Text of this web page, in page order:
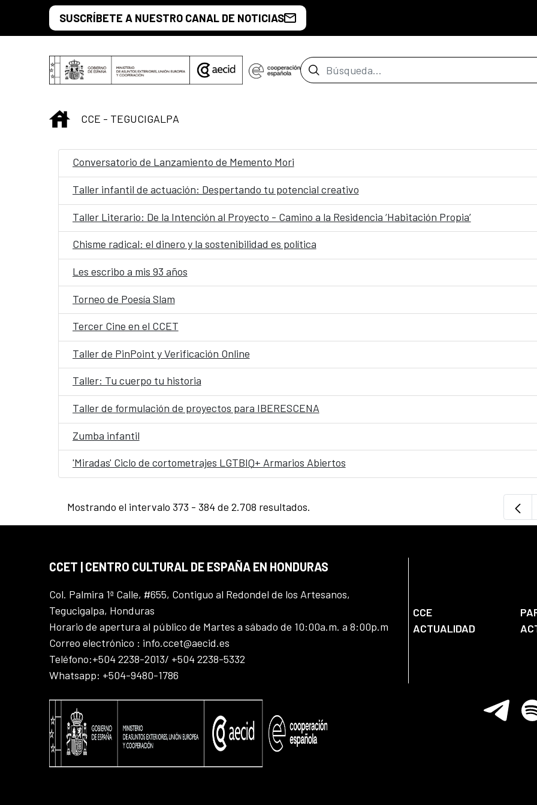
Saltar al contenido principal
SUSCRÍBETE A NUESTRO CANAL DE NOTICIAS
Barra de búsqueda
INICIO
CCE - TEGUCIGALPA
Conversatorio de Lanzamiento de Memento Mori
Taller infantil de actuación: Despertando tu potencial creativo
Taller Literario: De la Intención al Proyecto - Camino a la Residencia ‘Habitación Propia’
Chisme radical: el dinero y la sostenibilidad es política
Les escribo a mis 93 años
Torneo de Poesía Slam
Tercer Cine en el CCET
Taller de PinPoint y Verificación Online
Taller: Tu cuerpo tu historia
Taller de formulación de proyectos para IBERESCENA
Zumba infantil
'Miradas' Ciclo de cortometrajes LGTBIQ+ Armarios Abiertos
Mostrando el intervalo 373 - 384 de 2.708 resultados.
CCET | CENTRO CULTURAL DE ESPAÑA EN HONDURAS
Col. Palmira 1ª Calle, #655, Contiguo al Redondel de los Artesanos,
Tegucigalpa, Honduras
Horario de apertura al público de Martes a sábado de 10:00a.m. a 8:00p.m
Correo electrónico : info.ccet@aecid.es
Teléfono:+504 2238-2013/ +504 2238-5332
Whatsapp: +504-9480-1786
CCE
ACTUALIDAD
Telegram